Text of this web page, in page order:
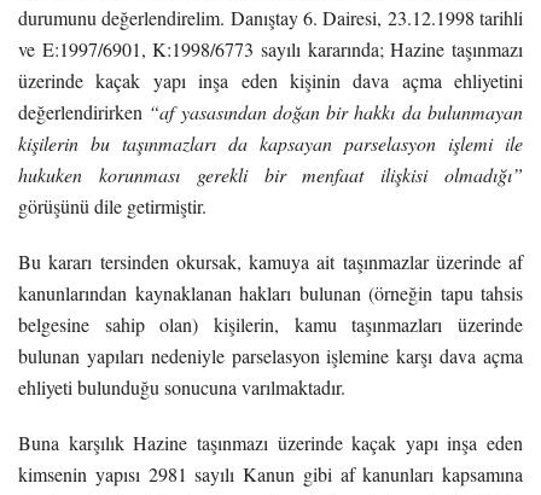
durumunu değerlendirelim. Danıştay 6. Dairesi, 23.12.1998 tarihli
ve E:1997/6901, K:1998/6773 sayılı kararında; Hazine taşınmazı
üzerinde kaçak yapı inşa eden kişinin dava açma ehliyetini
değerlendirirken “af yasasından doğan bir hakkı da bulunmayan
kişilerin bu taşınmazları da kapsayan parselasyon işlemi ile
hukuken korunması gerekli bir menfaat ilişkisi olmadığı”
görüşünü dile getirmiştir.
Bu kararı tersinden okursak, kamuya ait taşınmazlar üzerinde af
kanunlarından kaynaklanan hakları bulunan (örneğin tapu tahsis
belgesine sahip olan) kişilerin, kamu taşınmazları üzerinde
bulunan yapıları nedeniyle parselasyon işlemine karşı dava açma
ehliyeti bulunduğu sonucuna varılmaktadır.
Buna karşılık Hazine taşınmazı üzerinde kaçak yapı inşa eden
kimsenin yapısı 2981 sayılı Kanun gibi af kanunları kapsamına